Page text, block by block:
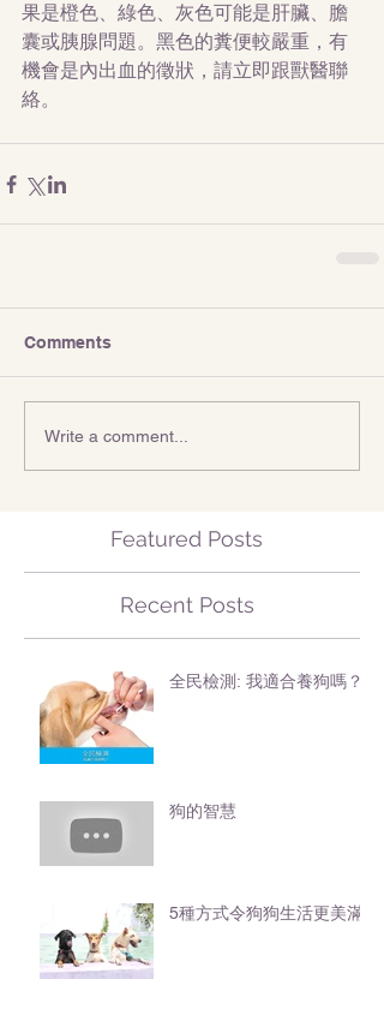
果是橙色、綠色、灰色可能是肝臟、膽
囊或胰腺問題。黑色的糞便較嚴重，有
機會是內出血的徵狀，請立即跟獸醫聯
絡。
Comments
Write a comment...
Featured Posts
Recent Posts
全民檢測: 我適合養狗嗎？
狗的智慧
5種方式令狗狗生活更美滿